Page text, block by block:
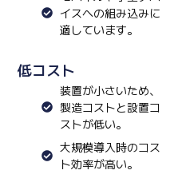
イスへの組み込みに
適しています。
低コスト
装置が小さいため、
製造コストと設置コ
ストが低い。
大規模導入時のコス
ト効率が高い。